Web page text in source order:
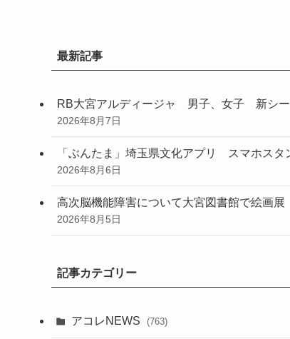
最新記事
RB大宮アルディージャ 男子、女子 新シ
2026年8月7日
「ぶんたま」埼玉県文化アプリ スマホス
2026年8月6日
高次脳機能障害について大宮図書館で絵画展
2026年8月5日
記事カテゴリー
アコレNEWS (763)